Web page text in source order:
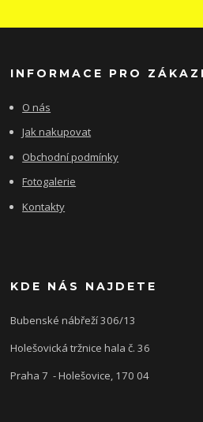
INFORMACE PRO
O nás
Jak nakupovat
Obchodní podmínky
Fotogalerie
Kontakty
KDE NÁS NAJDETE
Bubenské nábřeží 306/13
Holešovická tržnice hala č. 36
Praha 7 - Holešovice, 170 04